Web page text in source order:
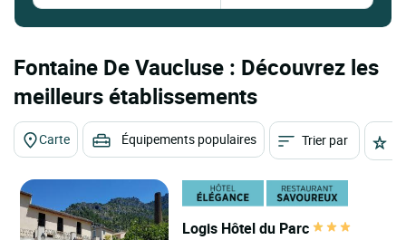
Fontaine De Vaucluse : Découvrez les
meilleurs établissements
Carte Équipements populaires Trier par
Logis Hôtel du Parc